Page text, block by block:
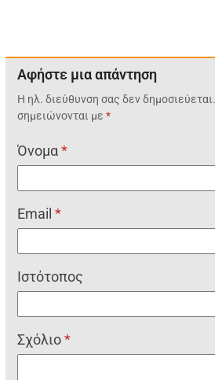
Αφήστε μια απάντηση
Η ηλ. διεύθυνση σας δεν δημοσιεύεται.
σημειώνονται με*
Όνομα*
Email*
Ιστότοπος
Σχόλιο*